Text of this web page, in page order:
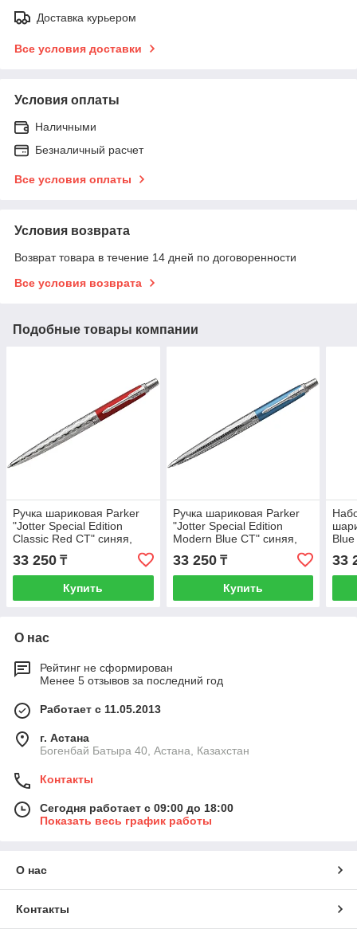
Доставка курьером
Все условия доставки
Условия оплаты
Наличными
Безналичный расчет
Все условия оплаты
Условия возврата
Возврат товара в течение 14 дней по договоренности
Все условия возврата
Подобные товары компании
Ручка шариковая Parker
"Jotter Special Edition
Classic Red CT" синяя,
1,0мм, кнопочн., подар.
уп.
33 250 ₸
Купить
Ручка шариковая Parker
"Jotter Special Edition
Modern Blue CT" синяя,
1,0мм, кнопочн., подар.
уп.
33 250₸
Купить
33
О нас
Рейтинг не сформирован
Менее 5 отзывов за последний год
Работает с 11.05.2013
г. Астана
Богенбай Батыра 40, Астана, Казахстан
Контакты
Сегодня работает с 09:00 до 18:00
Показать весь график работы
О нас
Контакты